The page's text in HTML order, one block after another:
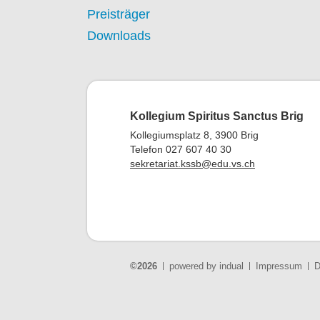
Preisträger
Downloads
Kollegium Spiritus Sanctus Brig
Kollegiumsplatz 8, 3900 Brig
Telefon 027 607 40 30
sekretariat.kssb@edu.vs.ch
©2026 powered by indual Impressum